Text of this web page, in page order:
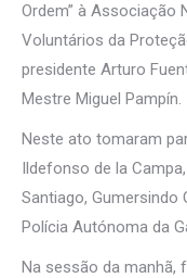
Ordem” à Associação
Voluntários da
presidente Arturo
Mestre Miguel Pampín.
Neste ato tomaram
Ildefonso de la
Santiago, Gumersindo
Polícia Autónoma da
Na sessão da manhã,